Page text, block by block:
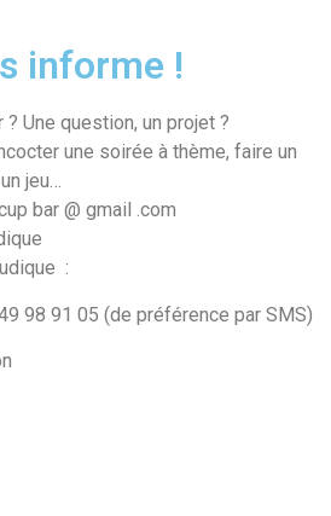
informe !
Une question, un projet ?
une soirée à thème, faire un
jeu…
bar @ gmail .com
:
98 91 05 (de préférence par SMS)